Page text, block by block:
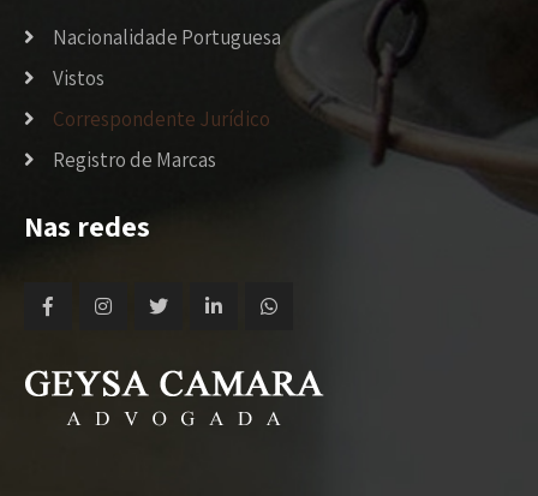
Nacionalidade Portuguesa
Vistos
Correspondente Jurídico
Registro de Marcas
Nas redes